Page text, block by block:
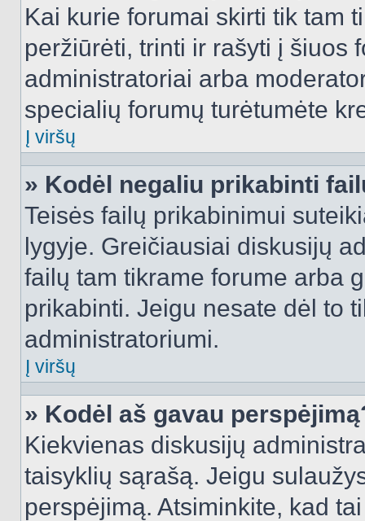
Kai kurie forumai skirti tik tam
peržiūrėti, trinti ir rašyti į šiuos
administratoriai arba
specialių forumų turėtumėte
Į viršų
» Kodėl negaliu prikabinti
Teisės failų prikabinimui
lygyje. Greičiausiai diskusijų
failų tam tikrame forume arba
prikabinti. Jeigu nesate dėl to
administratoriumi.
Į viršų
» Kodėl aš gavau
Kiekvienas diskusijų
taisyklių sąrašą. Jeigu
perspėjimą. Atsiminkite, kad